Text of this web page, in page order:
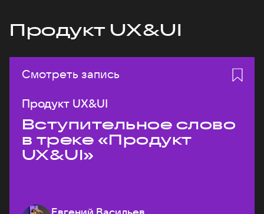
Продукт UX&UI
Смотреть запись
Продукт UX&UI
Вступительное слово
в треке «Продукт
UX&UI»